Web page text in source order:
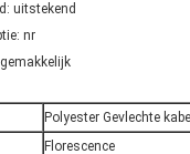
uitstekend
nr
Polyester Gevlechte kabel
Florescence